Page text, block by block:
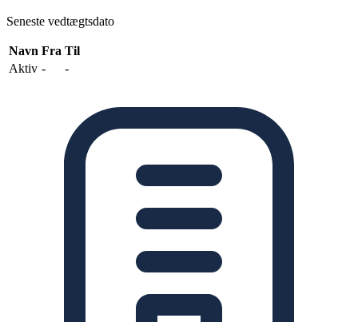
Seneste vedtægtsdato
Navn Fra Til
Aktiv - -